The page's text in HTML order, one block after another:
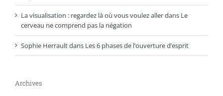
La visualisation : regardez là où vous voulez allerdans Le
cerveau ne comprend pas la négation
Sophie Herraultdans Les 6 phases de l’ouverture d’esprit
Archives